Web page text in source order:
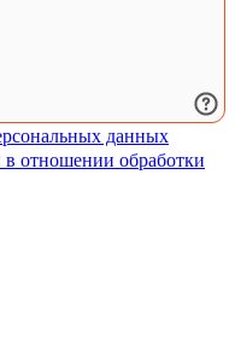
данных
отношении обработки